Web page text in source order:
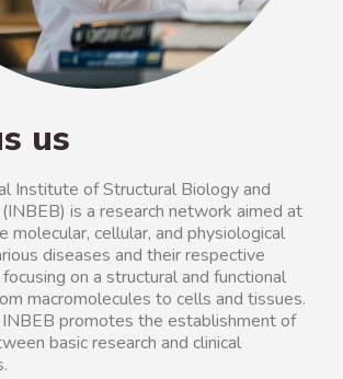
us
Institute of Structural Biology and
is a research network aimed at
molecular, cellular, and physiological
diseases and their respective
on a structural and functional
macromolecules to cells and tissues.
INBEB promotes the establishment of
basic research and clinical